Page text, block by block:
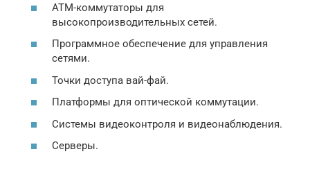
АТМ-коммутаторы для
высокопроизводительных сетей.
Программное обеспечение для управления
сетями.
Точки доступа вай-фай.
Платформы для оптической коммутации.
Системы видеоконтроля и видеонаблюдения.
Серверы.